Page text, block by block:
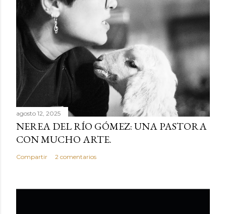
agosto 12, 2025
NEREA DEL RÍO GÓMEZ: UNA PASTORA
CON MUCHO ARTE.
Compartir 2 comentarios